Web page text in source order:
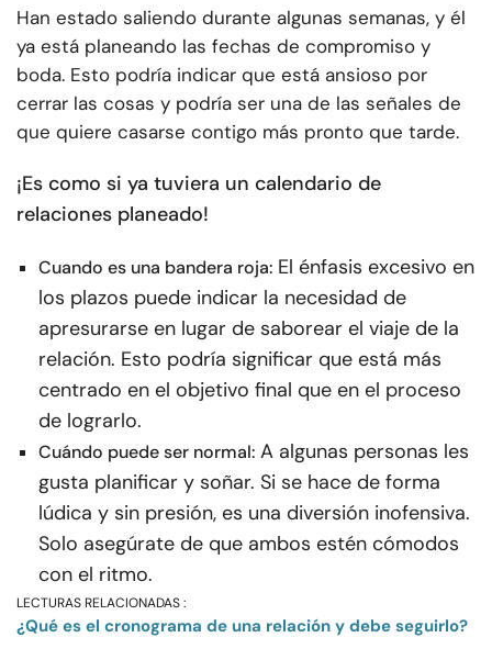
Han estado saliendo durante algunas semanas, y él
ya está planeando las fechas de compromiso y
boda. Esto podría indicar que está ansioso por
cerrar las cosas y podría ser una de las señales de
que quiere casarse contigo más pronto que tarde.
¡Es como si ya tuviera un calendario de
relaciones planeado!
Cuando es una bandera roja: El énfasis excesivo en
los plazos puede indicar la necesidad de
apresurarse en lugar de saborear el viaje de la
relación. Esto podría significar que está más
centrado en el objetivo final que en el proceso
de lograrlo.
Cuándo puede ser normal: A algunas personas les
gusta planificar y soñar. Si se hace de forma
lúdica y sin presión, es una diversión inofensiva.
Solo asegúrate de que ambos estén cómodos
con el ritmo.
LECTURAS RELACIONADAS :
¿Qué es el cronograma de una relación y debe seguirlo?